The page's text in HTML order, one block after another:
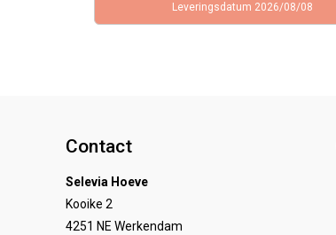
Leveringsdatum 2026/08/08
Contact
Selevia Hoeve
Kooike 2
4251 NE Werkendam